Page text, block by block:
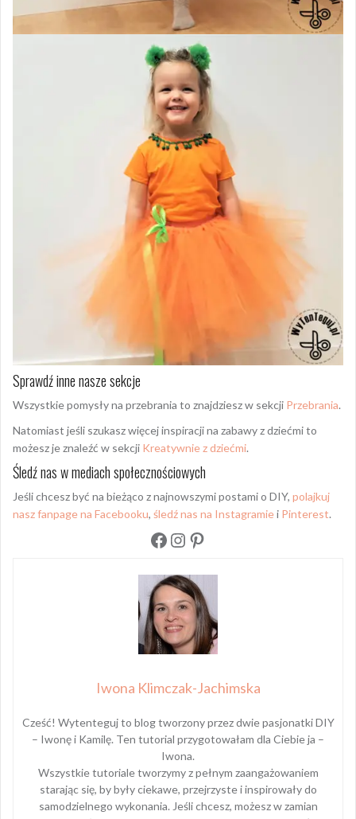
Sprawdź inne nasze sekcje
Wszystkie pomysły na przebrania to znajdziesz w sekcji Przebrania.
Natomiast jeśli szukasz więcej inspiracji na zabawy z dziećmi to
możesz je znaleźć w sekcji Kreatywnie z dziećmi.
Śledź nas w mediach społecznościowych
Jeśli chcesz być na bieżąco z najnowszymi postami o DIY, polajkuj
nasz fanpage na Facebooku, śledź nas na Instagramiei Pinterest.
Facebook
Instagram
Pinterest
Iwona Klimczak-Jachimska
Cześć! Wytenteguj to blog tworzony przez dwie pasjonatki DIY
– Iwonę i Kamilę. Ten tutorial przygotowałam dla Ciebie ja –
Iwona.
Wszystkie tutoriale tworzymy z pełnym zaangażowaniem
starając się, by były ciekawe, przejrzyste i inspirowały do
samodzielnego wykonania. Jeśli chcesz, możesz w zamian